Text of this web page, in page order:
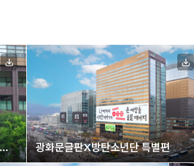
광화문글판X방탄소년단 특별편